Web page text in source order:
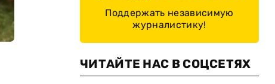
Поддержать независимую
журналистику!
ЧИТАЙТЕ НАС В СОЦСЕТЯХ